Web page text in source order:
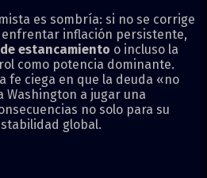
es sombría: si no se corrige
inflación persistente,
estancamiento o incluso la
como potencia dominante.
fe ciega en que la deuda «no
Washington a jugar una
no solo para su
global.